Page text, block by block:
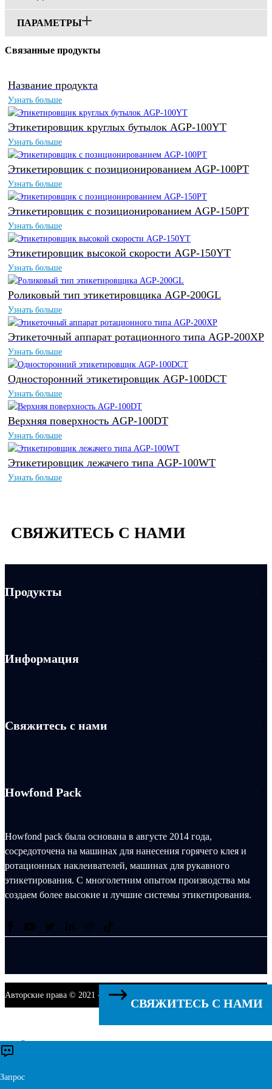
ПАРАМЕТРЫ
Связанные продукты
Название продукта
Узнать больше
Этикетировщик круглых бутылок AGP-100YT
Узнать больше
Этикетировщик с позиционированием AGP-100PT
Узнать больше
Этикетировщик с позиционированием AGP-150PT
Узнать больше
Этикетировщик высокой скорости AGP-150YT
Узнать больше
Роликовый тип этикетировщика AGP-200GL
Узнать больше
Этикеточный аппарат ротационного типа AGP-200XP
Узнать больше
Односторонний этикетировщик AGP-100DCT
Узнать больше
Верхняя поверхность AGP-100DT
Узнать больше
Этикетировщик лежачего типа AGP-100WT
Узнать больше
СВЯЖИТЕСЬ С НАМИ
Продукты
Информация
Свяжитесь с нами
Howfond Pack
Howfond pack была основана в августе 2014 года,
сосредоточена на машинах для нанесения горячего клея и
ротационных наклеивателей, машинах для рукавного
этикетирования. С многолетним опытом производства мы
создаем более высокие и лучшие системы этикетирования.
Авторские права © 2021 - 2027 Singoo. Все права защищены.
Связаться с нами
Запрос
СВЯЖИТЕСЬ С НАМИ